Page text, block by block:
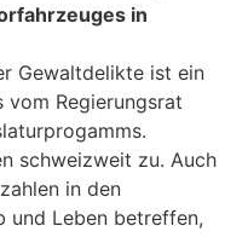
in
Gewaltdelikte ist ein
vom Regierungsrat
schweizweit zu. Auch
in den
und Leben betreffen,